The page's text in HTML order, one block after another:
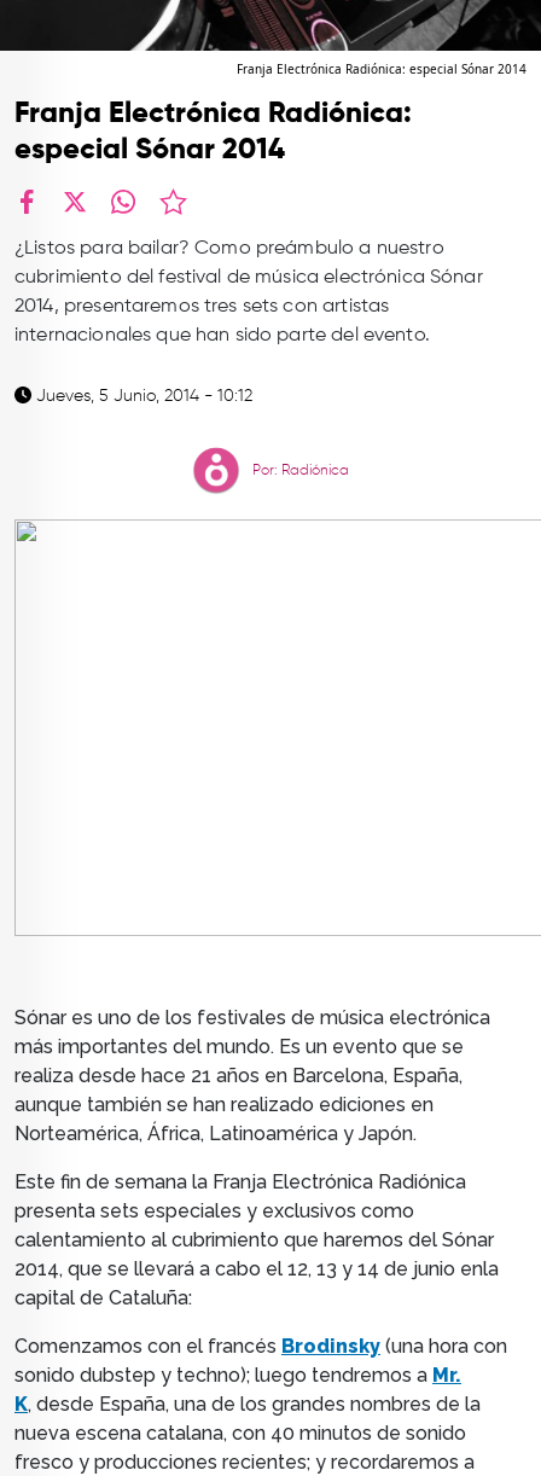
CONTACTO
Franja Electrónica Radiónica: especial Sónar 2014
Franja Electrónica Radiónica:
especial Sónar 2014
¿Listos para bailar? Como preámbulo a nuestro
cubrimiento del festival de música electrónica Sónar
2014, presentaremos tres sets con artistas
internacionales que han sido parte del evento.
Jueves, 5 Junio, 2014 - 10:12
Por: Radiónica
Sónar es uno de los festivales de música electrónica
más importantes del mundo. Es un evento que se
realiza desde hace 21 años en Barcelona, España,
aunque también se han realizado ediciones en
Norteamérica, África, Latinoamérica y Japón.
Este fin de semana la Franja Electrónica Radiónica
presenta sets especiales y exclusivos como
calentamiento al cubrimiento que haremos del Sónar
2014, que se llevará a cabo el 12, 13 y 14 de junio enla
capital de Cataluña:
Comenzamos con el francés Brodinsky (una hora con
sonido dubstep y techno); luego tendremos a Mr.
K, desde España, una de los grandes nombres de la
nueva escena catalana, con 40 minutos de sonido
fresco y producciones recientes; y recordaremos a